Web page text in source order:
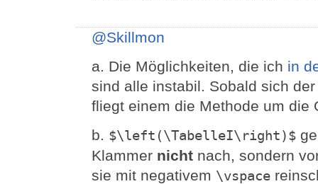
@Skillmon
a. Die Möglichkeiten, die ich in
sind alle instabil. Sobald sich
fliegt einem die Methode um die
b. $\left(\TabelleI\right)$
Klammer nicht nach, sondern
sie mit negativem \vspace